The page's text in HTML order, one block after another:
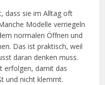
dass sie im Alltag oft
Modelle verriegeln
normalen Öffnen und
Das ist praktisch, weil
daran denken muss.
erfolgen, damit das
und nicht klemmt.